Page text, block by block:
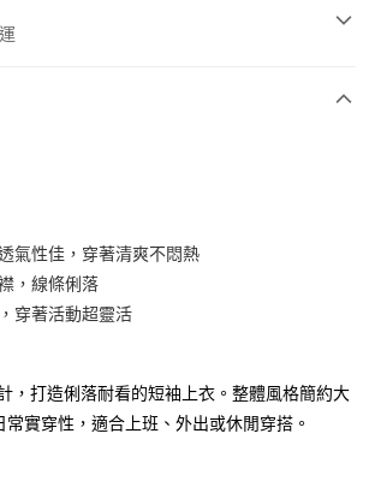
氣性佳，穿著清爽不悶熱
，線條俐落
穿著活動超靈活
，打造俐落耐看的短袖上衣。整體風格簡約大
實穿性，適合上班、外出或休閒穿搭。